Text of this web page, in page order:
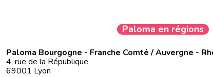
Paloma en régions
Paloma Bourgogne - Franche Comté / Auvergne -
4, rue de la République
69001 Lyon